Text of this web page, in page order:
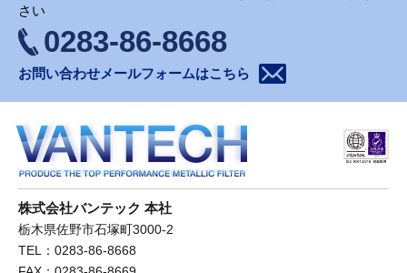
さい
0283-86-8668
お問い合わせメールフォームはこちら
株式会社バンテック 本社
栃木県佐野市石塚町3000-2
TEL：0283-86-8668